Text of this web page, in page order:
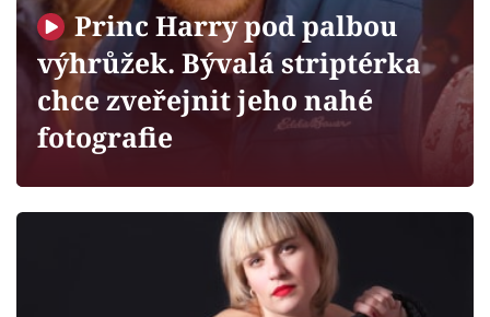
Sledujte prima+
Filmový festival Karlovy Vary
Mámy sobě
Princ Harry pod palbou
výhrůžek. Bývalá striptérka
chce zveřejnit jeho nahé
fotografie